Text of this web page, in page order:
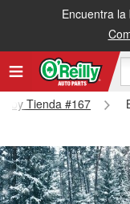
Encuentra
Tienda #167